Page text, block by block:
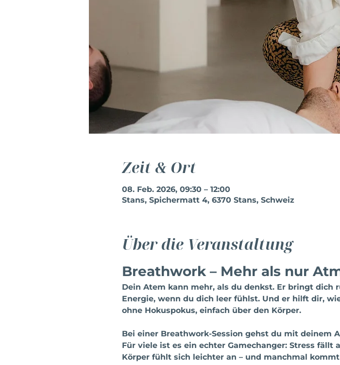
Zeit & Ort
08. Feb. 2026, 09:30 – 12:00
Stans, Spichermatt 4, 6370 Stans, Schweiz
Über die Veranstaltung
Breathwork – Mehr als nur
Dein Atem kann mehr, als du denkst. Er bringt dich
Energie, wenn du dich leer fühlst. Und er hilft dir,
ohne Hokuspokus, einfach über den Körper.
Bei einer Breathwork-Session gehst du mit deinem
Für viele ist es ein echter Gamechanger: Stress
Körper fühlt sich leichter an – und manchmal